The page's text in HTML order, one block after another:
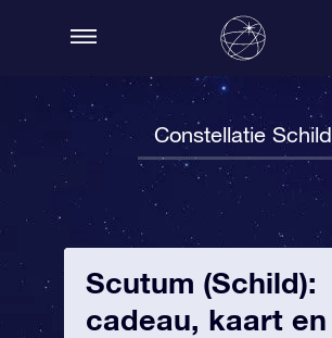
Constellatie Schild
Scutum (Schild):
cadeau, kaart en